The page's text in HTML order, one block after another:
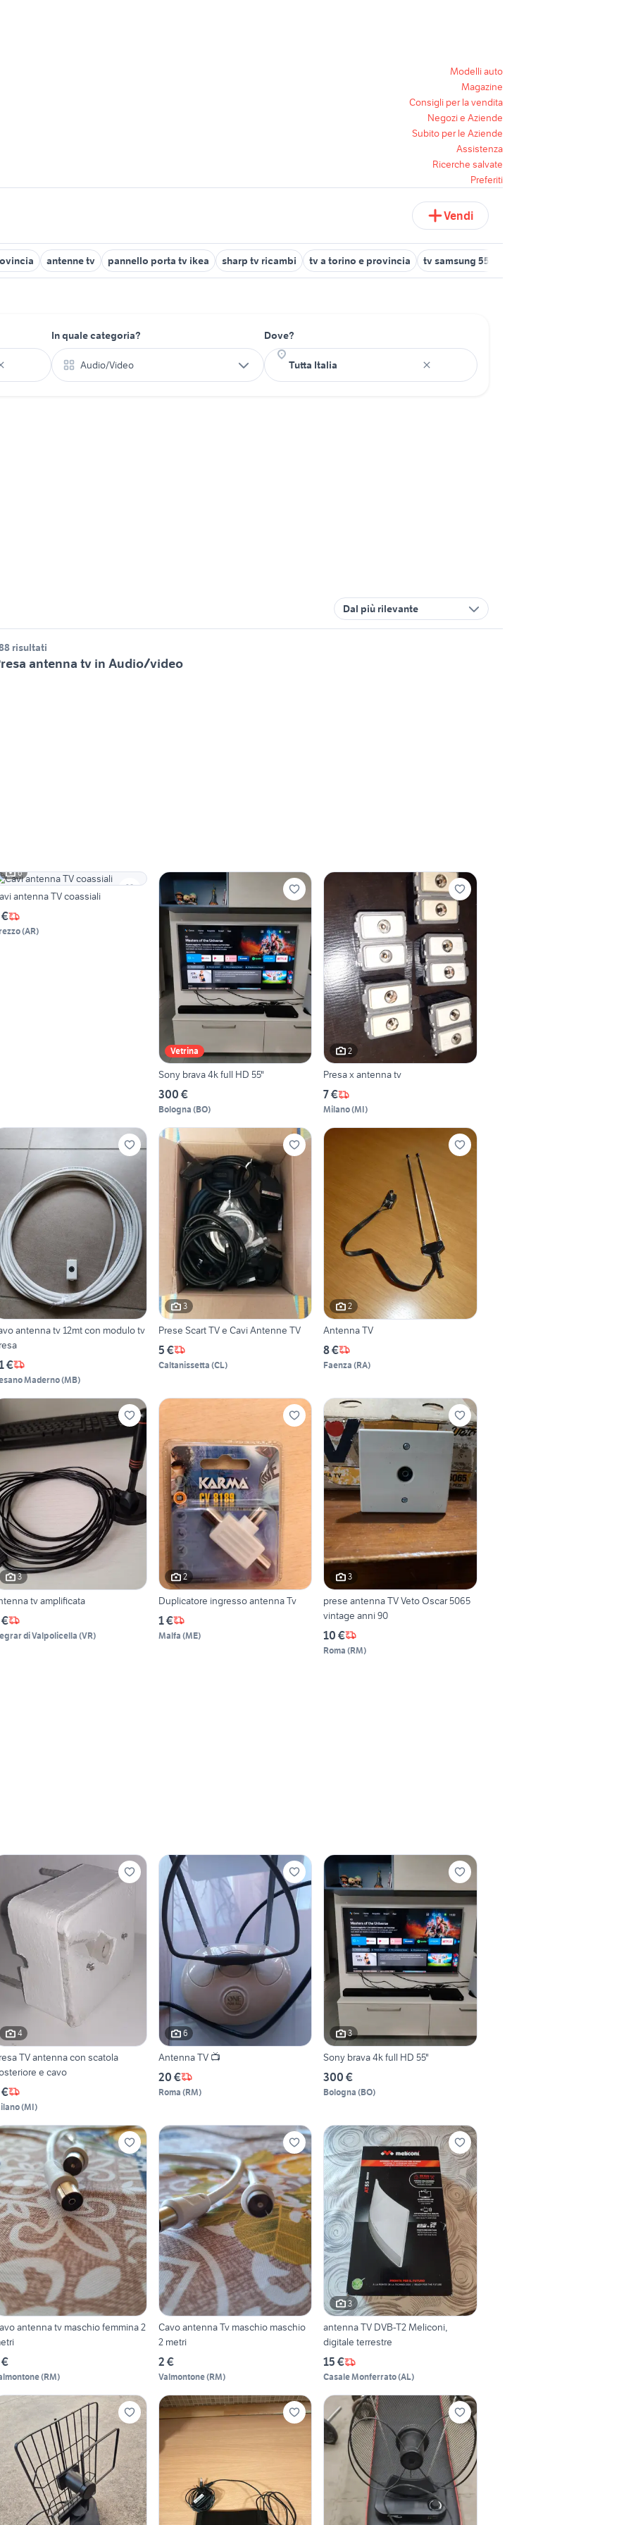
Modelli auto
Magazine
Consigli per la vendita
Negozi e Aziende
Subito per le Aziende
Assistenza
Ricerche salvate
Preferiti
Vendi
antenne tv pannello porta tv ikea sharp tv ricambi tv a torino e provincia tv samsung 55 pollici curvo
In quale categoria?
Audio/Video
Dove?
Dal più rilevante
risultati
antenna tv in Audio/video
6
antenna TV coassiali
(AR)
Vetrina
Sony brava 4k full HD 55"
300 €
Bologna (BO)
2
Presa x antenna tv
7 €
Milano(MI)
antenna tv 12mt con modulo tv
€
Maderno(MB)
3
Prese Scart TV e Cavi Antenne TV
5 €
Caltanissetta (CL)
2
Antenna TV
8 €
Faenza (RA)
3
tv amplificata
di Valpolicella (VR)
2
Duplicatore ingresso antenna Tv
1 €
Malfa (ME)
3
prese antenna TV Veto Oscar 5065
vintage anni 90
10 €
Roma (RM)
4
TV antenna con scatola
e cavo
(MI)
6
Antenna TV 📺
20 €
Roma (RM)
3
Sony brava 4k full HD 55"
300 €
Bologna (BO)
antenna tv maschio femmina 2
(RM)
Cavo antenna Tv maschio maschio
2 metri
2 €
Valmontone(RM)
3
antenna TV DVB-T2 Meliconi,
digitale terrestre
15 €
Casale Monferrato(AL)